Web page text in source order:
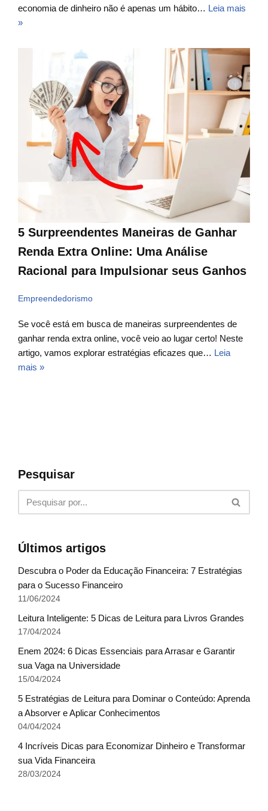
economia de dinheiro não é apenas um hábito… Leia mais
»
5 Surpreendentes Maneiras de Ganhar
Renda Extra Online: Uma Análise
Racional para Impulsionar seus Ganhos
Empreendedorismo
Se você está em busca de maneiras surpreendentes de
ganhar renda extra online, você veio ao lugar certo! Neste
artigo, vamos explorar estratégias eficazes que… Leia
mais »
Pesquisar
Últimos artigos
Descubra o Poder da Educação Financeira: 7 Estratégias
para o Sucesso Financeiro
11/06/2024
Leitura Inteligente: 5 Dicas de Leitura para Livros Grandes
17/04/2024
Enem 2024: 6 Dicas Essenciais para Arrasar e Garantir
sua Vaga na Universidade
15/04/2024
5 Estratégias de Leitura para Dominar o Conteúdo: Aprenda
a Absorver e Aplicar Conhecimentos
04/04/2024
4 Incríveis Dicas para Economizar Dinheiro e Transformar
sua Vida Financeira
28/03/2024